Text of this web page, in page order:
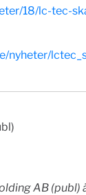
18/lc-tec-
nyheter/
AB